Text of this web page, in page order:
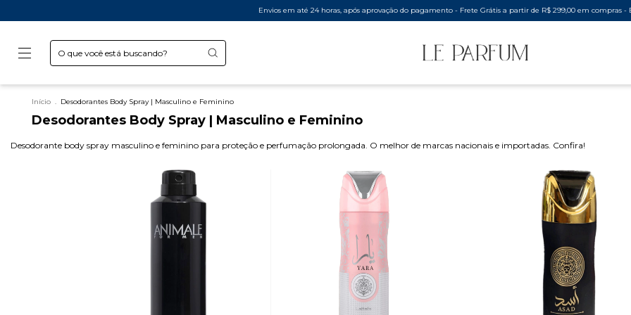
Envios em até 24 horas, após aprovação do pagamento - Frete Grátis a partir de R$ 299,00 em compras -
Início . Desodorantes Body Spray | Masculino e Feminino
Desodorantes Body Spray | Masculino e Feminino
Desodorante body spray masculino e feminino para proteção e perfumação prolongada. O melhor de marcas nacionais e importadas. Confira!